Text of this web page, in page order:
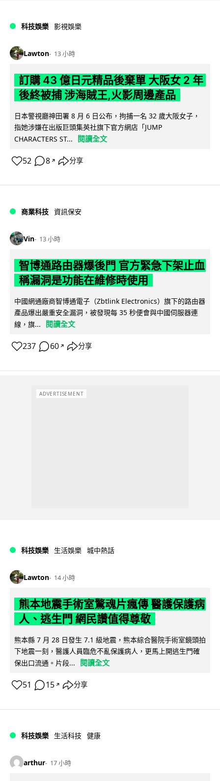
科技娛樂 影視娛樂
Lawton 13 小時
訂購 43 億日元精品後棄單 大阪女 2 年
後終被捕 涉海賊王,火影周邊產品
日本警視廳神田署 8 月 6 日公布，拘捕一名 32 歲大阪女子，
指她涉嫌在出版巨頭集英社旗下官方網店「JUMP
CHARACTERS ST...
閱讀全文
52 8 ↗ 分享
商業科技 資訊保安
Vin 13 小時
智博通路由器爆後門 官方緊急下架止血
稱漏洞是功能在維修時使用
中國網通廠商智博通電子（Zbtlink Electronics）旗下的路由器
產品爆出嚴重安全漏洞，被發現每 35 秒便會與中國伺服器連
線，旗...
閱讀全文
237 60 ↗ 分享
ADVERTISEMENT
科技娛樂 生活娛樂 城中熱話
Lawton 14 小時
熊本地震手術室驚魂片瘋傳 醫護保護病
人、逃生門 網民讚值得尊敬
熊本縣 7 月 28 日發生 7.1 級地震，熊本綜合醫院手術室鏡頭拍
下地震一刻，醫護人員臨危不亂保護病人，更馬上開逃生門確
保出口流通。片段...
閱讀全文
51 15 ↗ 分享
科技娛樂 生活科技 健康
arthur 17 小時